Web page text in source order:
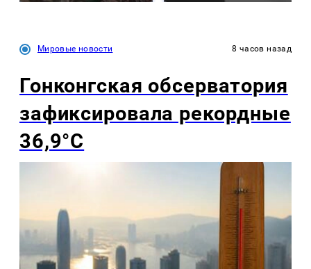
Мировые новости 8 часов назад
Гонконгская обсерватория
зафиксировала рекордные
36,9°C